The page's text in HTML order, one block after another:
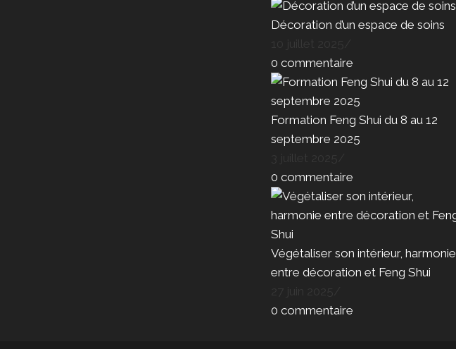
Décoration d’un espace de soins
0 commentaire
Formation Feng Shui du 8 au 12
septembre 2025
0 commentaire
Végétaliser son intérieur, harmonie
entre décoration et Feng Shui
0 commentaire